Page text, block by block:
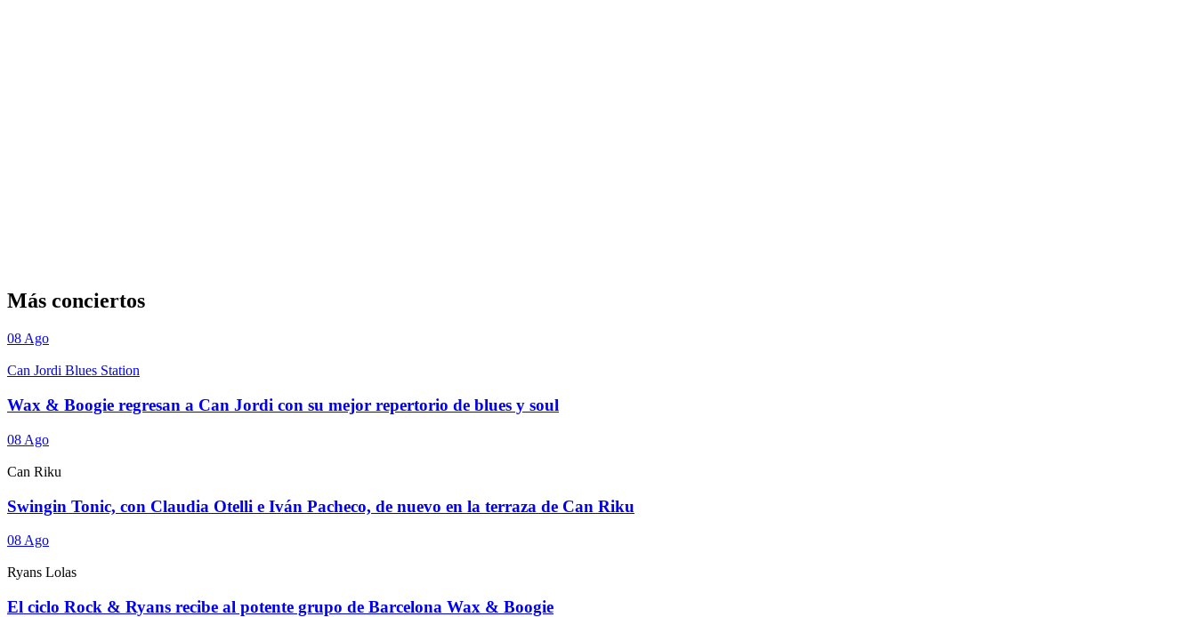
Más conciertos
08 Ago
Can Jordi Blues Station
Wax & Boogie regresan a Can Jordi con su mejor repertorio de blues y soul
08 Ago
Can Riku
Swingin Tonic, con Claudia Otelli e Iván Pacheco, de nuevo en la terraza de Can Riku
08 Ago
Ryans Lolas
El ciclo Rock & Ryans recibe al potente grupo de Barcelona Wax & Boogie